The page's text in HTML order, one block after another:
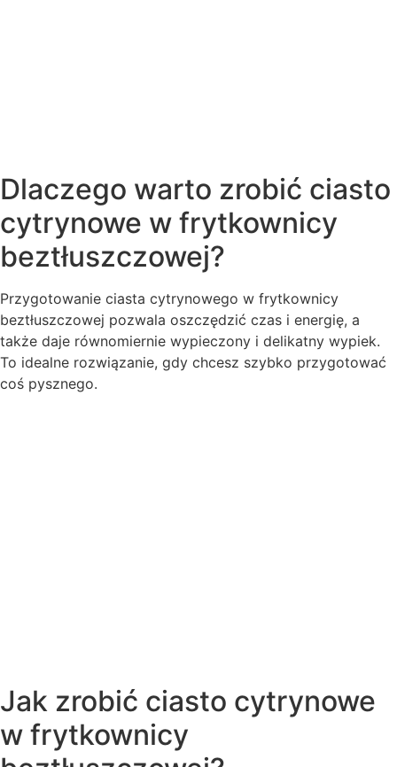
Dlaczego warto zrobić ciasto
cytrynowe w frytkownicy
beztłuszczowej?
Przygotowanie ciasta cytrynowego w frytkownicy
beztłuszczowej pozwala oszczędzić czas i energię, a
także daje równomiernie wypieczony i delikatny wypiek.
To idealne rozwiązanie, gdy chcesz szybko przygotować
coś pysznego.
Jak zrobić ciasto cytrynowe
w frytkownicy